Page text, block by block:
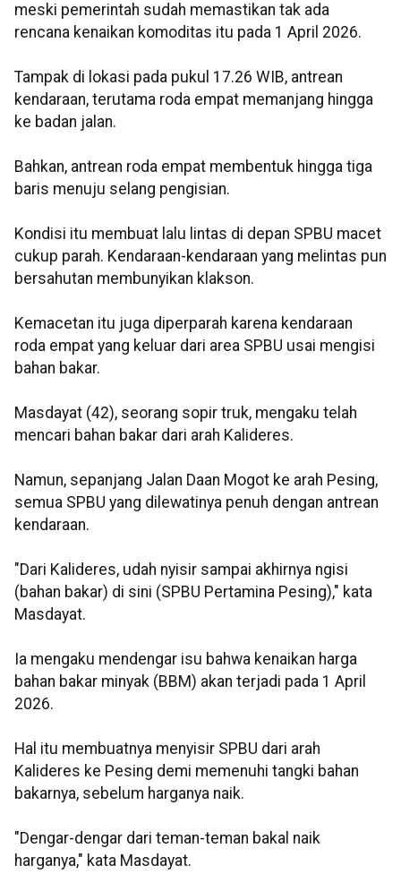
meski pemerintah sudah memastikan tak ada
rencana kenaikan komoditas itu pada 1 April 2026.
Tampak di lokasi pada pukul 17.26 WIB, antrean
kendaraan, terutama roda empat memanjang hingga
ke badan jalan.
Bahkan, antrean roda empat membentuk hingga tiga
baris menuju selang pengisian.
Kondisi itu membuat lalu lintas di depan SPBU macet
cukup parah. Kendaraan-kendaraan yang melintas pun
bersahutan membunyikan klakson.
Kemacetan itu juga diperparah karena kendaraan
roda empat yang keluar dari area SPBU usai mengisi
bahan bakar.
Masdayat (42), seorang sopir truk, mengaku telah
mencari bahan bakar dari arah Kalideres.
Namun, sepanjang Jalan Daan Mogot ke arah Pesing,
semua SPBU yang dilewatinya penuh dengan antrean
kendaraan.
"Dari Kalideres, udah nyisir sampai akhirnya ngisi
(bahan bakar) di sini (SPBU Pertamina Pesing)," kata
Masdayat.
Ia mengaku mendengar isu bahwa kenaikan harga
bahan bakar minyak (BBM) akan terjadi pada 1 April
2026.
Hal itu membuatnya menyisir SPBU dari arah
Kalideres ke Pesing demi memenuhi tangki bahan
bakarnya, sebelum harganya naik.
"Dengar-dengar dari teman-teman bakal naik
harganya," kata Masdayat.